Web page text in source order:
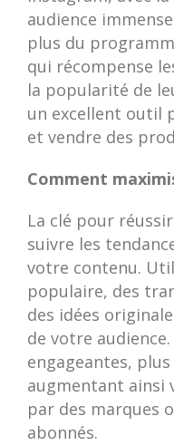
audience
plus du
qui récompense
la popularité de
un excellent outil
et vendre des
Comment
La clé pour
suivre les
votre contenu.
populaire, des
des idées
de votre
engageantes,
augmentant ainsi
par des marques
abonnés.